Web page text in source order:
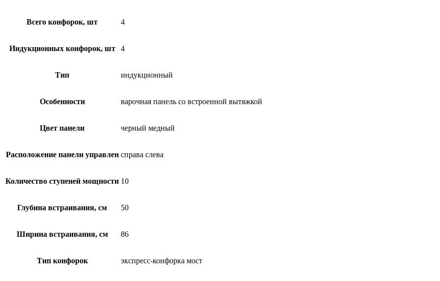
Всего конфорок, шт 4
Индукционных конфорок, шт 4
Тип индукционный
Особенности варочная панель со встроенной вытяжкой
Цвет панели черный медный
Расположение панели управлен справа слева
Количество ступеней мощности 10
Глубина встраивания, см 50
Ширина встраивания, см 86
Тип конфорок экспресс-конфорка мост